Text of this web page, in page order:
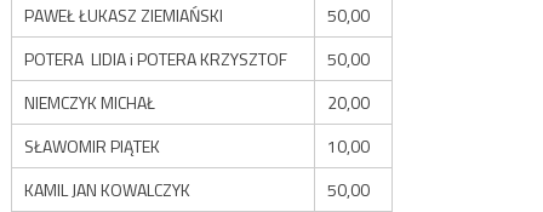
PAWEŁ ŁUKASZ ZIEMIAŃSKI
50,00
POTERA LIDIA i POTERA KRZYSZTOF
50,00
NIEMCZYK MICHAŁ
20,00
SŁAWOMIR PIĄTEK
10,00
KAMIL JAN KOWALCZYK
50,00